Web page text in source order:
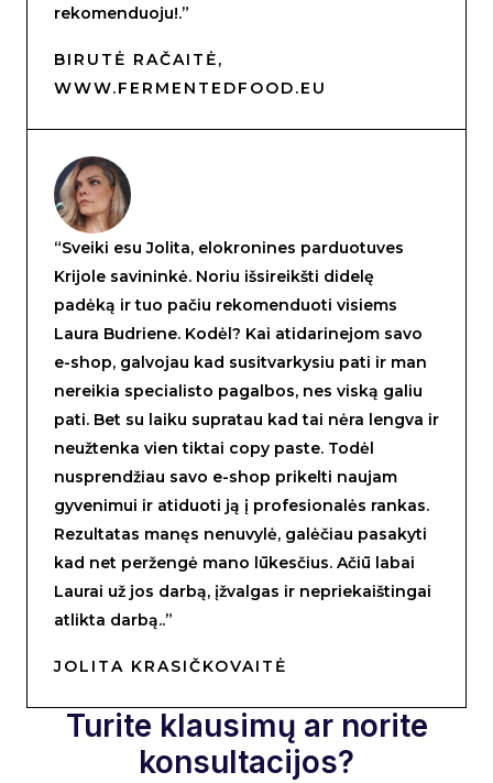
rekomenduoju!.”
BIRUTĖ RAČAITĖ,
WWW.FERMENTEDFOOD.EU
“Sveiki esu Jolita, elokronines parduotuves
Krijole savininkė. Noriu išsireikšti didelę
padėką ir tuo pačiu rekomenduoti visiems
Laura Budriene. Kodėl? Kai atidarinejom savo
e-shop, galvojau kad susitvarkysiu pati ir man
nereikia specialisto pagalbos, nes viską galiu
pati. Bet su laiku supratau kad tai nėra lengva ir
neužtenka vien tiktai copy paste. Todėl
nusprendžiau savo e-shop prikelti naujam
gyvenimui ir atiduoti ją į profesionalės rankas.
Rezultatas manęs nenuvylė, galėčiau pasakyti
kad net peržengė mano lūkesčius. Ačiū labai
Laurai už jos darbą, įžvalgas ir nepriekaištingai
atlikta darbą..”
JOLITA KRASIČKOVAITĖ
Turite klausimų ar norite
konsultacijos?